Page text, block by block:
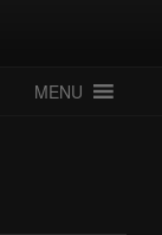
MENU